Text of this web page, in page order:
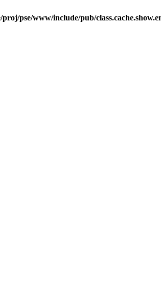
proj/pse/www/include/pub/